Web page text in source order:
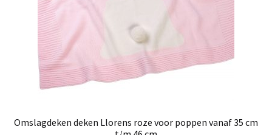
Omslagdeken deken Llorens roze voor poppen vanaf 35 cm